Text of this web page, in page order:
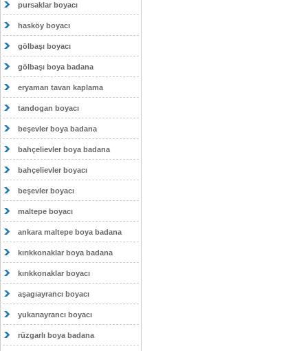
pursaklar boyacı
hasköy boyacı
gölbaşı boyacı
gölbaşı boya badana
eryaman tavan kaplama
tandogan boyacı
beşevler boya badana
bahçelievler boya badana
bahçelievler boyacı
beşevler boyacı
maltepe boyacı
ankara maltepe boya badana
kırıkkonaklar boya badana
kırıkkonaklar boyacı
aşagıayrancı boyacı
yukarıayrancı boyacı
rüzgarlı boya badana